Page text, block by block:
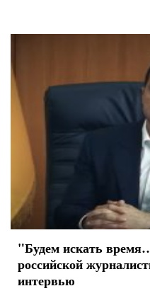
"Будем искать
российской
интервью